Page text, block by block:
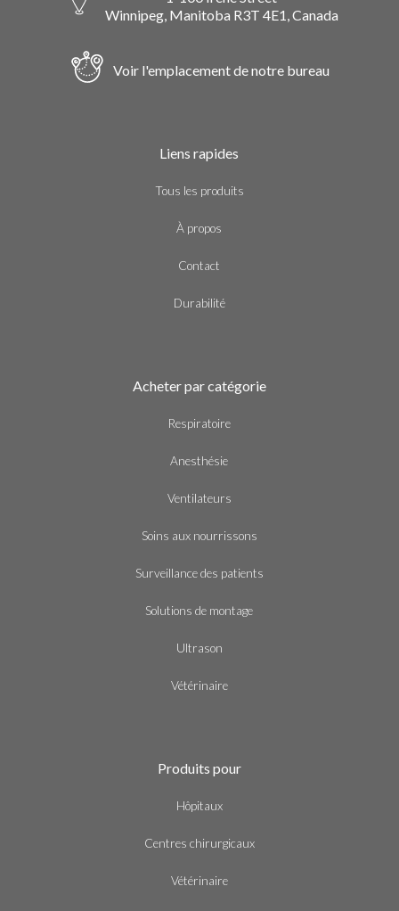
Winnipeg, Manitoba R3T 4E1, Canada
Voir l'emplacement de notre bureau
Liens rapides
Tous les produits
À propos
Contact
Durabilité
Acheter par catégorie
Respiratoire
Anesthésie
Ventilateurs
Soins aux nourrissons
Surveillance des patients
Solutions de montage
Ultrason
Vétérinaire
Produits pour
Hôpitaux
Centres chirurgicaux
Vétérinaire